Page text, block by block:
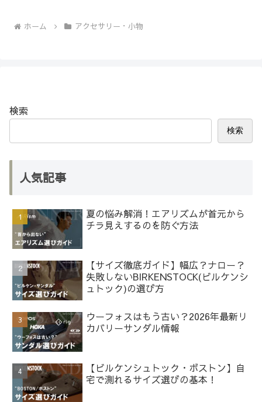
ホーム アクセサリー・小物
検索
検索
人気記事
夏の悩み解消！エアリズムが首元から
チラ見えするのを防ぐ方法
【サイズ徹底ガイド】幅広？ナロー？
失敗しないBIRKENSTOCK(ビルケンシ
ュトック)の選び方
ウーフォスはもう古い？2026年最新リ
カバリーサンダル情報
【ビルケンシュトック・ボストン】自
宅で測れるサイズ選びの基本！